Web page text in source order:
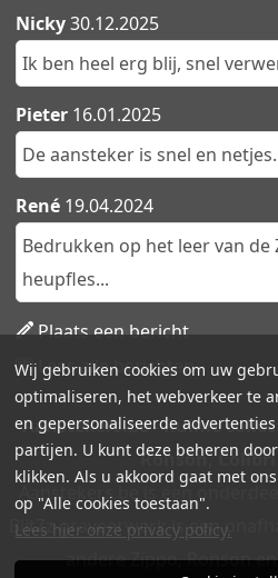
Nicky30.12.2025
Ik ben heel erg blij, snel
Pieter 16.01.2025
De aansteker is snel en
René 19.04.2024
Bedrukken op het leer van de
heupfles...
Plaats een bericht
Lees alle berichten
Aanstekers.be - Ruime
Ronson,
Aanstekers.be is een
BlitZz graveerwerk is een
andere Zippo, Ronson
Wij gebruiken cookies om uw
optimaliseren, het webverkeer te
en gepersonaliseerde
partijen. U kunt deze beheren
klikken. Als u akkoord gaat met
op "Alle cookies toestaan".
Lees hier onze privacy policy.